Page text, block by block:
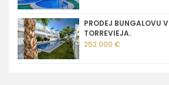
PRODEJ BUNGALOVU V
TORREVIEJA.
252.000 €